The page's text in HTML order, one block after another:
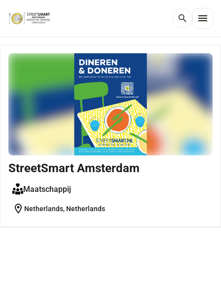
search menu
StreetSmart Amsterdam
Maatschappij
location_on Netherlands, Netherlands